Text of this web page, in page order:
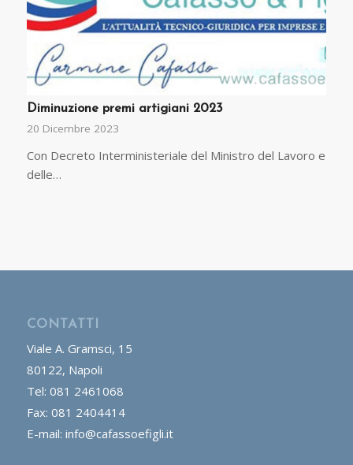
Diminuzione premi artigiani 2023
20 Dicembre 2023
Con Decreto Interministeriale del Ministro del Lavoro e
delle…
CONTATTI
Viale A. Gramsci, 15
80122, Napoli
Tel: 081 2461068
Fax: 081 2404414
E-mail: info@cafassoefigli.it